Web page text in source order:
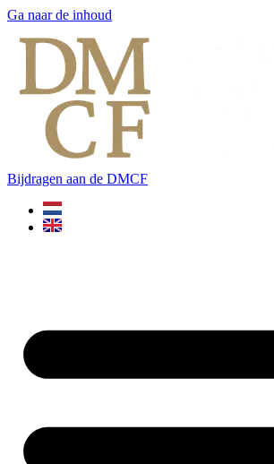
Ga naar de inhoud
Bijdragen aan de DMCF